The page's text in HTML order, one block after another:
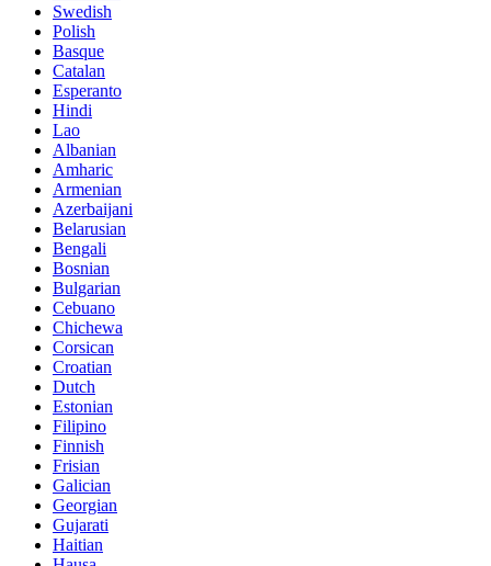
Swedish
Polish
Basque
Catalan
Esperanto
Hindi
Lao
Albanian
Amharic
Armenian
Azerbaijani
Belarusian
Bengali
Bosnian
Bulgarian
Cebuano
Chichewa
Corsican
Croatian
Dutch
Estonian
Filipino
Finnish
Frisian
Galician
Georgian
Gujarati
Haitian